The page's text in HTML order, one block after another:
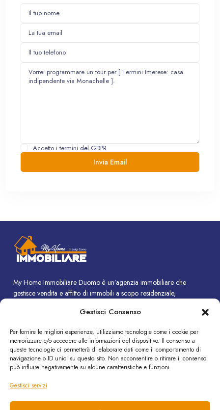
Gestisci Consenso
Per fornire le migliori esperienze, utilizziamo tecnologie come i cookie per
memorizzare e/o accedere alle informazioni del dispositivo. Il consenso a
queste tecnologie ci permetterà di elaborare dati come il comportamento di
navigazione o ID unici su questo sito. Non acconsentire o ritirare il consenso
può influire negativamente su alcune caratteristiche e funzioni.
Gestisci servizi
Accetto i termini del GDPR
My Home Immobiliare Duomo è un’agenzia immobiliare che
gestisce vendita e affitto di immobili a scopo residenziale,
CONTATTI
Piazza Duomo, 14 - Termini Imerese (PA)
+39 091 8190308
info@immobiliare-duomo.it